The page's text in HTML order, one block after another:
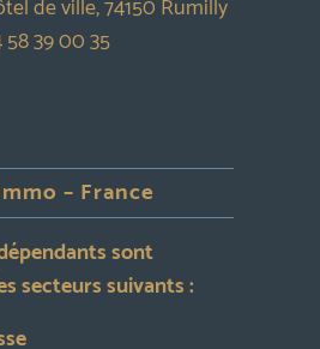
de ville, 74150 Rumilly
39 00 35
– France
sont
secteurs suivants :